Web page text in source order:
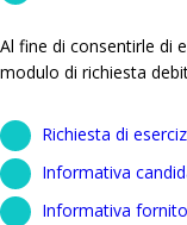
Al fine di consentirle di
modulo di richiesta
Richiesta di
Informativa
Informativa